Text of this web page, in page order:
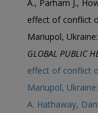
A., Parham J.,
effect of conflict
Mariupol,
GLOBAL PUBLIC
effect of conflict
Mariupol,
A. Hathaway,